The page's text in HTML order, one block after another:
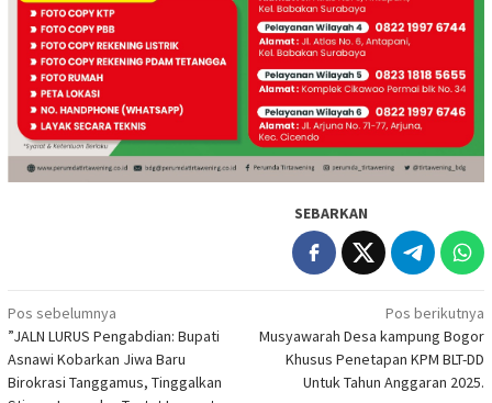
SEBARKAN
Navigasi
pos
Pos sebelumnya
​”JALN LURUS Pengabdian: Bupati
Asnawi Kobarkan Jiwa Baru
Birokrasi Tanggamus, Tinggalkan
Pos berikutnya
Musyawarah Desa kampung Bogor
Khusus Penetapan KPM BLT-DD
Untuk Tahun Anggaran 2025.